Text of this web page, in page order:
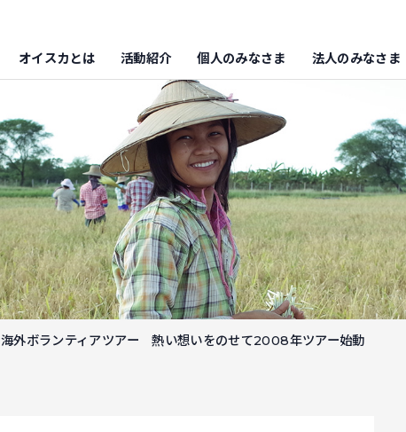
オイスカとは 活動紹介 個人のみなさま 法人のみなさま
海外ボランティアツアー 熱い想いをのせて2008年ツアー始動